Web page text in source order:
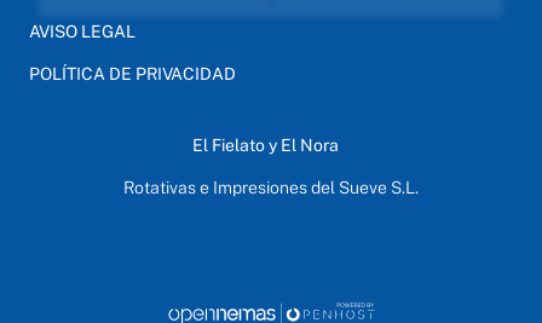
AVISO LEGAL
POLÍTICA DE PRIVACIDAD
El Fielato y El Nora
Rotativas e Impresiones del Sueve S.L.